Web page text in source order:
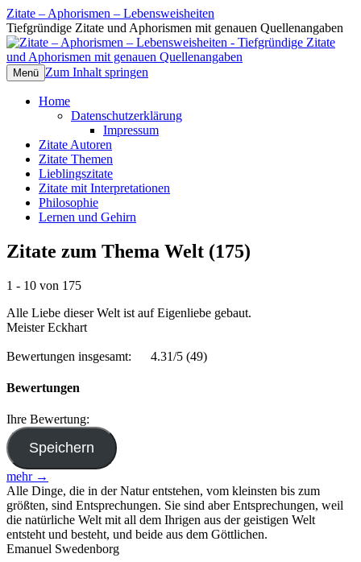
Zitate – Aphorismen – Lebensweisheiten
Tiefgründige Zitate und Aphorismen mit genauen Quellenangaben
Menü Zum Inhalt springen
Home
Datenschutzerklärung
Impressum
Zitate Autoren
Zitate Themen
Lieblingszitate
Zitate mit Interpretationen
Philosophie
Lernen und Gehirn
Zitate zum Thema Welt (175)
1 - 10 von 175
Alle Liebe dieser Welt ist auf Eigenliebe gebaut.
Meister Eckhart
Bewertungen insgesamt: 4.31/5 (49)
Bewertungen
Ihre Bewertung:
mehr →
Alle Dinge, die in der Natur entstehen, vom kleinsten bis zum
größten, sind Entsprechungen. Sie sind aber Entsprechungen, weil
die natürliche Welt mit all dem Ihrigen aus der geistigen Welt
entsteht und besteht, und beide aus dem Göttlichen.
Emanuel Swedenborg